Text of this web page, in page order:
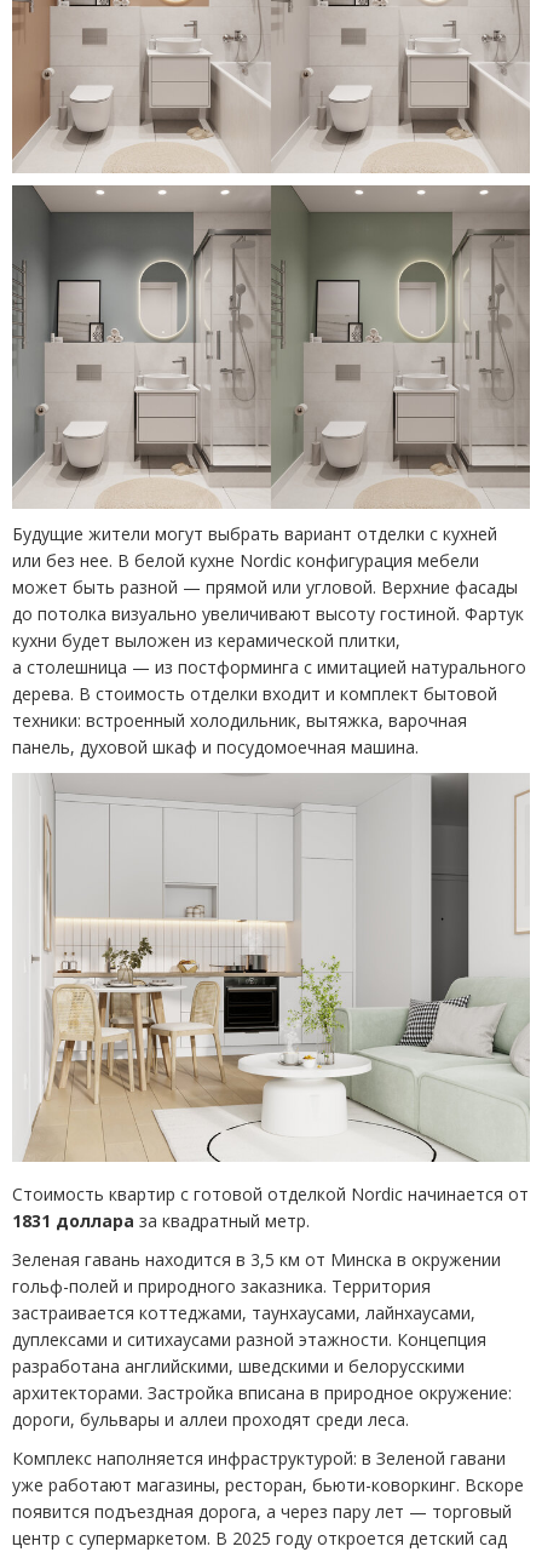
Будущие жители могут выбрать вариант отделки с кухней
или без нее. В белой кухне Nordic конфигурация мебели
может быть разной — прямой или угловой. Верхние фасады
до потолка визуально увеличивают высоту гостиной. Фартук
кухни будет выложен из керамической плитки,
а столешница — из постформинга с имитацией натурального
дерева. В стоимость отделки входит и комплект бытовой
техники: встроенный холодильник, вытяжка, варочная
панель, духовой шкаф и посудомоечная машина.
Стоимость квартир с готовой отделкой Nordic начинается от
1831 доллара за квадратный метр.
Зеленая гавань находится в 3,5 км от Минска в окружении
гольф-полей и природного заказника. Территория
застраивается коттеджами, таунхаусами, лайнхаусами,
дуплексами и ситихаусами разной этажности. Концепция
разработана английскими, шведскими и белорусскими
архитекторами. Застройка вписана в природное окружение:
дороги, бульвары и аллеи проходят среди леса.
Комплекс наполняется инфраструктурой: в Зеленой гавани
уже работают магазины, ресторан, бьюти-коворкинг. Вскоре
появится подъездная дорога, а через пару лет — торговый
центр с супермаркетом. В 2025 году откроется детский сад